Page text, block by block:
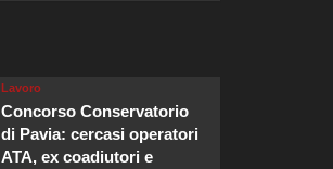
Lavoro
Concorso Conservatorio
di Pavia: cercasi operatori
ATA, ex coadiutori e